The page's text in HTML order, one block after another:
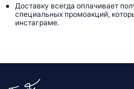
Доставку всегда оплачивает
специальных промоакций,
инстаграме.